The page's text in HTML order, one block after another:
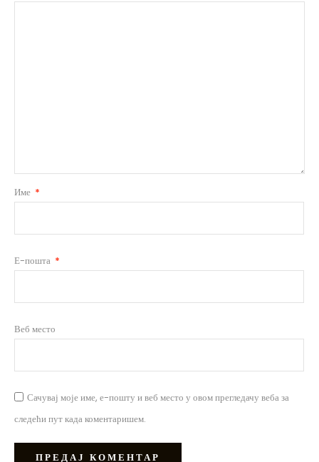
Име *
Е-пошта *
Веб место
Сачувај моје име, е-пошту и веб место у овом прегледачу веба за
следећи пут када коментаришем.